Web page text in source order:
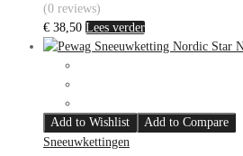
(0 reviews)
€ 38,50 Lees verder
Add to Wishlist
Add to Compare
Sneeuwkettingen